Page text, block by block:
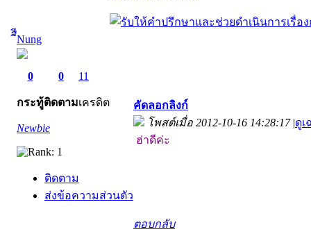
ีืีNung
0
กระทู้
0
ติดตาม
11
เครดิต
Newbie
ติดตาม
ส่งข้อความส่วนตัว
คัดลอกลิงก์
โพสต์เมื่อ 2012-10-16 14:28:17 |ดู
ฮ่าดีค่ะ
ตอบกลับ